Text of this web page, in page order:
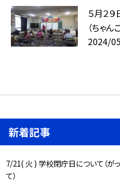
５月２
（ちゃ
2024/
新着記事
7/21( 火 ) 学校閉庁日について（
て）